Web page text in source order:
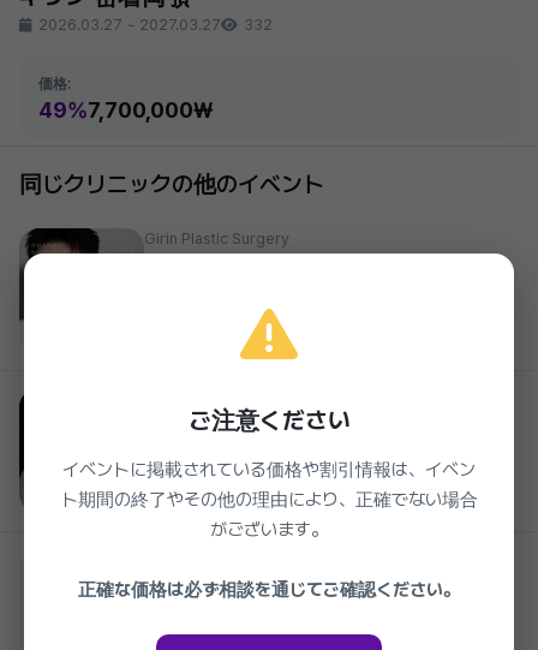
2026.03.27 ~ 2027.03.27 332
価格:
49%7,700,000₩
同じクリニックの他のイベント
Girin Plastic Surgery
2026.03.27 ~ 2027.03.27
キリン タトゥー除去、ピコアンディ、カラー
42%44,000₩
2026.03.27 ~ 2027.03.27
キリン 耳形成
2026.03.27 ~ 2027.03.27
ご注意ください
イベントに掲載されている価格や割引情報は、イベン
ト期間の終了やその他の理由により、正確でない場合
がございます。
正確な価格は必ず相談を通じてご確認ください。